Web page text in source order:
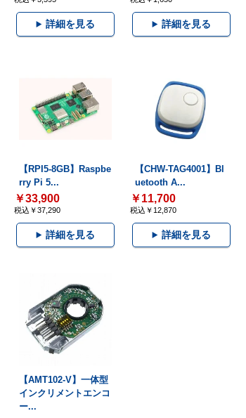
詳細を見る 詳細を見る
【RPI5-8GB】Raspbe
rry Pi 5...
￥33,900
税込￥37,290
詳細を見る
【CHW-TAG4001】Bl
uetooth A...
￥11,700
税込￥12,870
詳細を見る
【AMT102-V】一体型
インクリメントエンコ
ー...